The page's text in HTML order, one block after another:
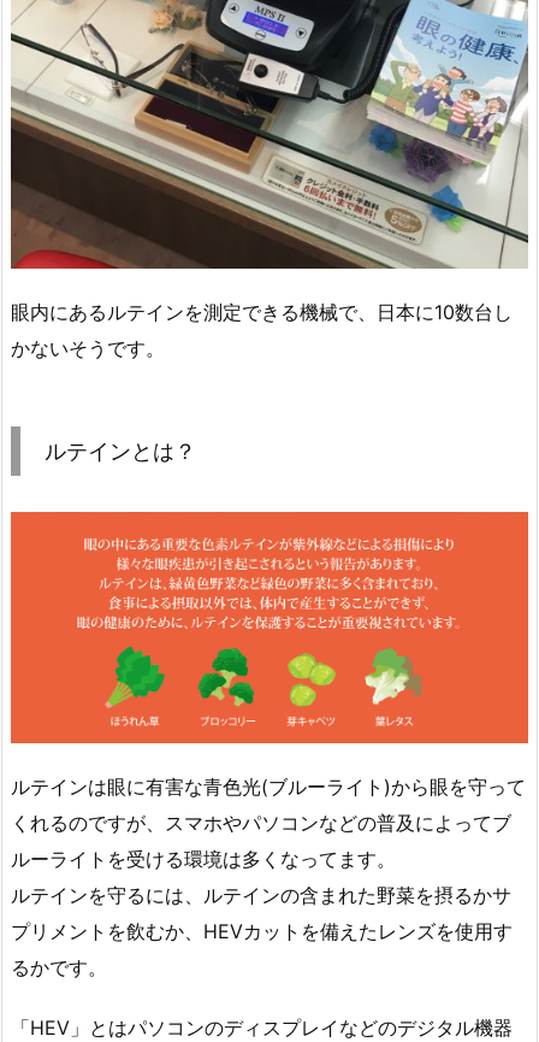
眼内にあるルテインを測定できる機械で、日本に10数台し
かないそうです。
ルテインとは？
ルテインは眼に有害な青色光(ブルーライト)から眼を守って
くれるのですが、スマホやパソコンなどの普及によってブ
ルーライトを受ける環境は多くなってます。
ルテインを守るには、ルテインの含まれた野菜を摂るかサ
プリメントを飲むか、HEVカットを備えたレンズを使用す
るかです。
「HEV」とはパソコンのディスプレイなどのデジタル機器